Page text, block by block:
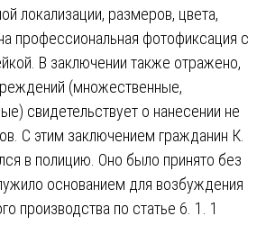
локализации, размеров, цвета,
профессиональная фотофиксация с
В заключении также отражено,
(множественные,
свидетельствует о нанесении не
С этим заключением гражданин К.
в полицию. Оно было принято без
основанием для возбуждения
производства по статье 6. 1. 1